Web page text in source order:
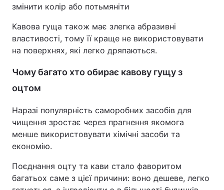
змінити колір або потьмяніти
Кавова гуща також має злегка абразивні
властивості, тому її краще не використовувати
на поверхнях, які легко дряпаються.
Чому багато хто обирає кавову гущу з
оцтом
Наразі популярність саморобних засобів для
чищення зростає через прагнення якомога
менше використовувати хімічні засоби та
економію.
Поєднання оцту та кави стало фаворитом
багатьох саме з цієї причини: воно дешеве, легко